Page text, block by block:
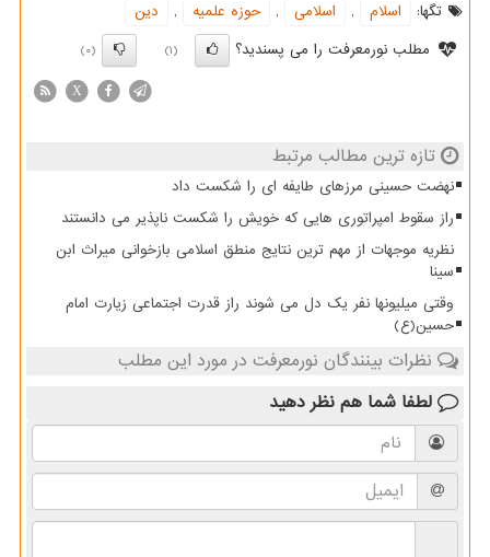
تگها:
اسلام , اسلامی , حوزه علمیه ,
دین
مطلب نورمعرفت را می پسندید؟
(1)
(0)
X
تازه ترین مطالب مرتبط
نهضت حسینی مرزهای طایفه ای را شکست داد
راز سقوط امپراتوری هایی که خویش را شکست ناپذیر می دانستند
نظریه موجهات از مهم ترین نتایج منطق اسلامی بازخوانی میراث ابن
سینا
وقتی میلیونها نفر یک دل می شوند راز قدرت اجتماعی زیارت امام
حسین(ع)
نظرات بینندگان نورمعرفت در مورد این مطلب
لطفا شما هم نظر دهید